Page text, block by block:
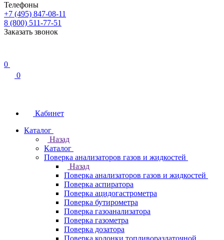
Телефоны
+7 (495) 847-08-11
8 (800) 511-77-51
Заказать звонок
0
0
Кабинет
Каталог
Назад
Каталог
Поверка анализаторов газов и жидкостей
Назад
Поверка анализаторов газов и жидкостей
Поверка аспиратора
Поверка ацидогастрометра
Поверка бутирометра
Поверка газоанализатора
Поверка газометра
Поверка дозатора
Поверка колонки топливораздаточной